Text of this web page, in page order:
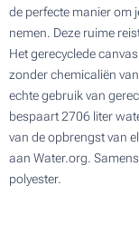
de perfecte manier om
nemen. Deze ruime
Het gerecyclede
zonder chemicaliën
echte gebruik van
bespaart 2706 liter
van de opbrengst van
aan Water.org.
polyester.